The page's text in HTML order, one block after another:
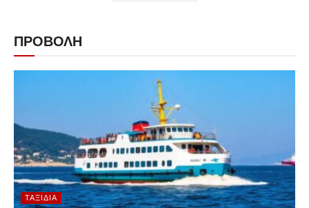
ΠΡΟΒΟΛΗ
ΤΑΞΊΔΙΑ